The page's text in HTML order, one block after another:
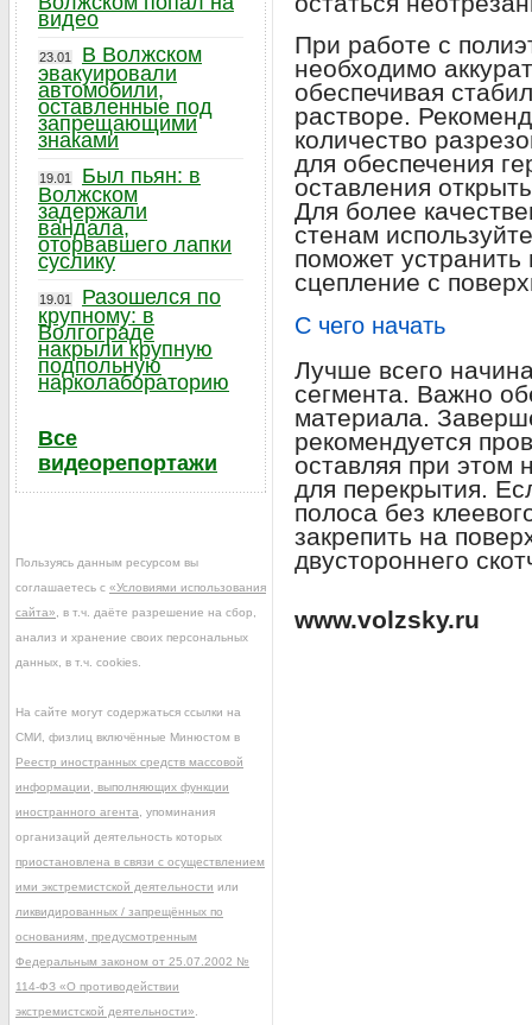
При работе с
необходимо
обеспечивая
растворе.
количество
для обеспечения
оставления
Для более
стенам
поможет
сцепление с
С чего начать
Лучше всего
сегмента. Важно
материала.
рекомендуется
оставляя при этом
для перекрытия.
полоса без
закрепить на
двустороннего
www.volzsky.ru
видео
23.01
В Волжском
эвакуировали
автомобили,
оставленные под
запрещающими
знаками
19.01
Был пьян: в
Волжском
задержали
вандала,
оторвавшего лапки
суслику
19.01
Разошелся по
крупному: в
Волгограде
накрыли крупную
подпольную
нарколабораторию
Все
видеорепортажи
Пользуясь данным ресурсом вы
соглашаетесь с «Условиями использования
сайта» , в т.ч. даёте разрешение на сбор,
анализ и хранение своих персональных
данных, в т.ч. cookies.
На сайте могут содержаться ссылки на
СМИ, физлиц включённые Минюстом в
Реестр иностранных средств массовой
информации, выполняющих функции
иностранного агента , упоминания
организаций деятельность которых
приостановлена в связи с осуществлением
ими экстремистской деятельности или
ликвидированных / запрещённых по
основаниям, предусмотренным
Федеральным законом от 25.07.2002 №
114-ФЗ «О противодействии
экстремистской деятельности»